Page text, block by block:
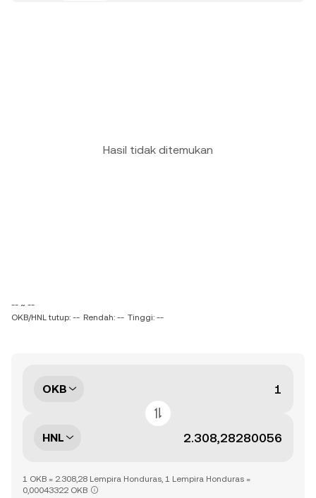
Hasil tidak ditemukan
-- ~ --
OKB/HNL tutup: -- Rendah: -- Tinggi: --
OKB
HNL
1 OKB = 2.308,28 Lempira Honduras, 1 Lempira Honduras =
0,00043322 OKB